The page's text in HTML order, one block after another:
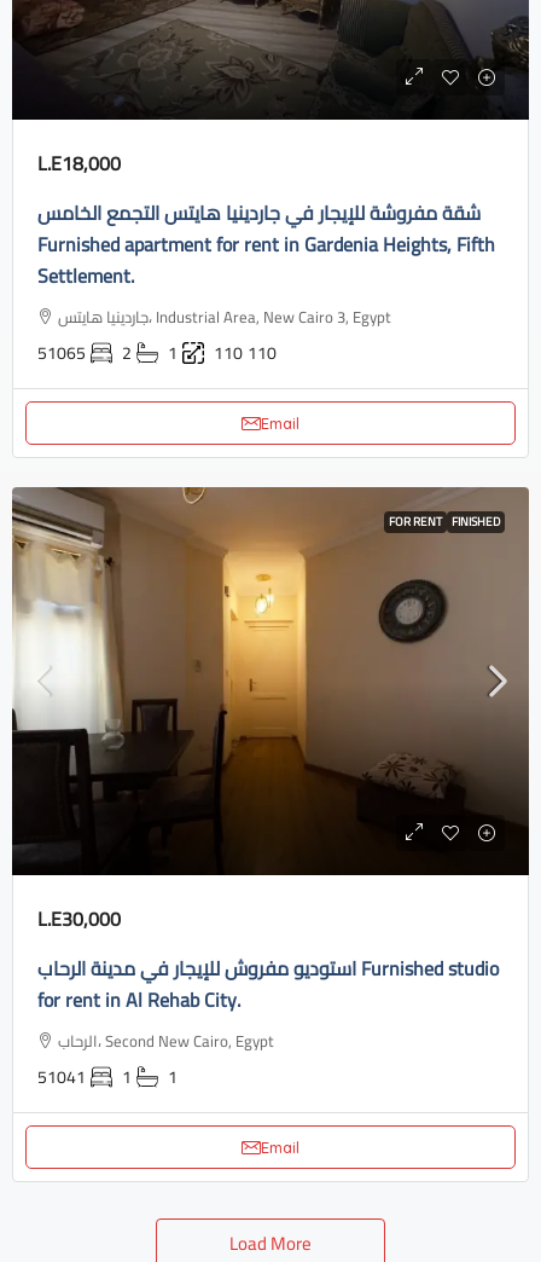
L.E18,000
شقة مفروشة للإيجار في جاردينيا هايتس التجمع الخامس
Furnished apartment for rent in Gardenia Heights, Fifth
Settlement.
جاردينيا هايتس، Industrial Area, New Cairo 3, Egypt
51065 2 1 110110
Email
FOR RENT FINISHED
L.E30,000
استوديو مفروش للإيجار في مدينة الرحاب Furnished studio
for rent in Al Rehab City.
الرحاب، Second New Cairo, Egypt
51041 1 1
Email
Load More